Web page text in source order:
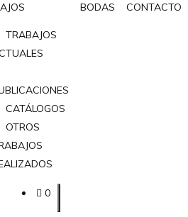
TRABAJOS
CATÁLOGOS
OTROS
BODAS CONTACTO
0